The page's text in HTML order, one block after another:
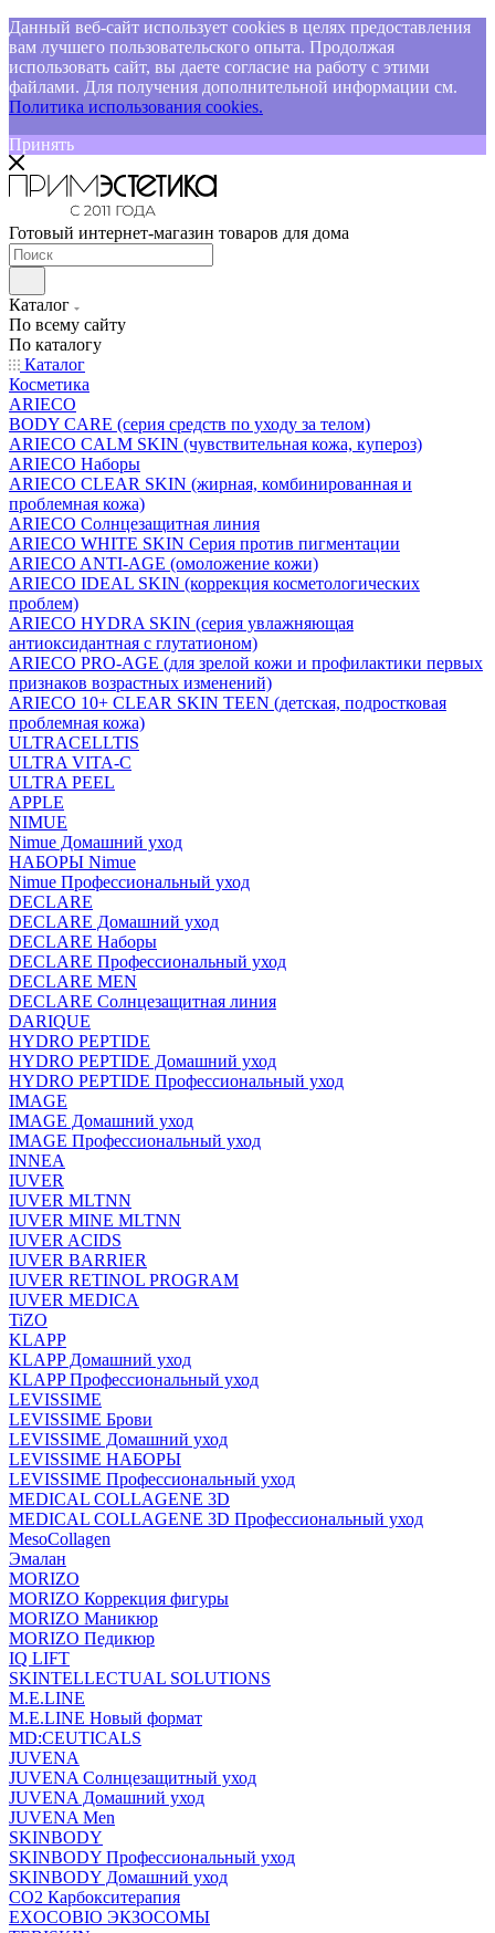
Данный веб-сайт использует cookies в целях предоставления
вам лучшего пользовательского опыта. Продолжая
использовать сайт, вы даете согласие на работу с этими
файлами. Для получения дополнительной информации см.
Политика использования cookies.
Принять
Готовый интернет-магазин товаров для дома
Каталог
По всему сайту
По каталогу
Каталог
Косметика
ARIECO
BODY CARE (серия средств по уходу за телом)
ARIECO CALM SKIN (чувствительная кожа, купероз)
ARIECO Наборы
ARIECO CLEAR SKIN (жирная, комбинированная и
проблемная кожа)
ARIECO Солнцезащитная линия
ARIECO WHITE SKIN Серия против пигментации
ARIECO ANTI-AGE (омоложение кожи)
ARIECO IDEAL SKIN (коррекция косметологических
проблем)
ARIECO HYDRA SKIN (серия увлажняющая
антиоксидантная с глутатионом)
ARIECO PRO-AGE (для зрелой кожи и профилактики первых
признаков возрастных изменений)
ARIECO 10+ CLEAR SKIN TEEN (детская, подростковая
проблемная кожа)
ULTRACELLTIS
ULTRA VITA-C
ULTRA PEEL
APPLE
NIMUE
Nimue Домашний уход
НАБОРЫ Nimue
Nimue Профессиональный уход
DECLARE
DECLARE Домашний уход
DECLARE Наборы
DECLARE Профессиональный уход
DECLARE MEN
DECLARE Солнцезащитная линия
DARIQUE
HYDRO PEPTIDE
HYDRO PEPTIDE Домашний уход
HYDRO PEPTIDE Профессиональный уход
IMAGE
IMAGE Домашний уход
IMAGE Профессиональный уход
INNEA
IUVER
IUVER MLTNN
IUVER MINE MLTNN
IUVER ACIDS
IUVER BARRIER
IUVER RETINOL PROGRAM
IUVER MEDICA
TiZO
KLAPP
KLAPP Домашний уход
KLAPP Профессиональный уход
LEVISSIME
LEVISSIME Брови
LEVISSIME Домашний уход
LEVISSIME НАБОРЫ
LEVISSIME Профессиональный уход
MEDICAL COLLAGENE 3D
MEDICAL COLLAGENE 3D Профессиональный уход
MesoCollagen
Эмалан
MORIZO
MORIZO Коррекция фигуры
MORIZO Маникюр
MORIZO Педикюр
IQ LIFT
SKINTELLECTUAL SOLUTIONS
M.E.LINE
M.E.LINE Новый формат
MD:CEUTICALS
JUVENA
JUVENA Солнцезащитный уход
JUVENA Домашний уход
JUVENA Men
SKINBODY
SKINBODY Профессиональный уход
SKINBODY Домашний уход
CO2 Карбокситерапия
EXOCOBIO ЭКЗОСОМЫ